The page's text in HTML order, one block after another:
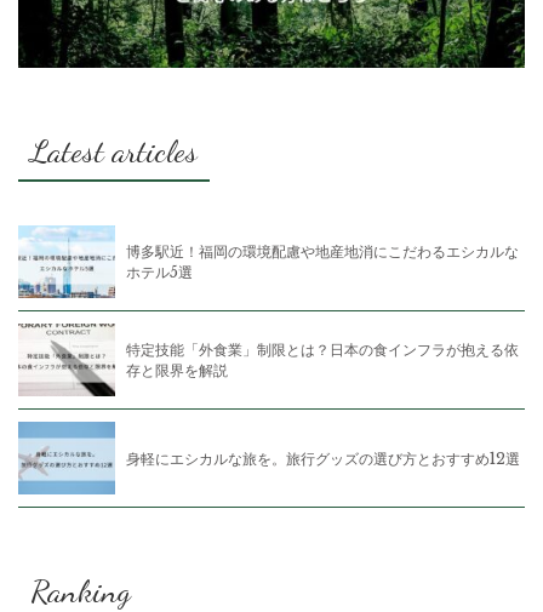
Latest articles
博多駅近！福岡の環境配慮や地産地消にこだわるエシカルな
ホテル5選
特定技能「外食業」制限とは？日本の食インフラが抱える依
存と限界を解説
身軽にエシカルな旅を。旅行グッズの選び方とおすすめ12選
Ranking